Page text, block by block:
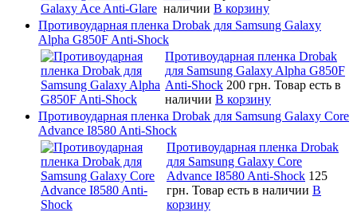
наличии В корзину
Противоударная пленка Drobak для Samsung Galaxy
Alpha G850F Anti-Shock
Противоударная пленка Drobak
для Samsung Galaxy Alpha G850F
Anti-Shock 200 грн. Товар есть в
наличии В корзину
Противоударная пленка Drobak для Samsung Galaxy Core
Advance I8580 Anti-Shock
Противоударная пленка Drobak
для Samsung Galaxy Core
Advance I8580 Anti-Shock 125
грн. Товар есть в наличии В
корзину